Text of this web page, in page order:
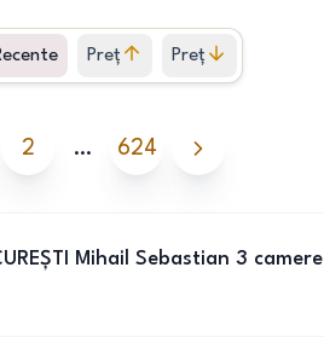
Preț
crescător
Preț
descrescător
2 … 624
Mihail Sebastian 3 camere